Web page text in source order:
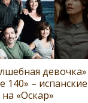
девочка»
140» – испанские
«Оскар»